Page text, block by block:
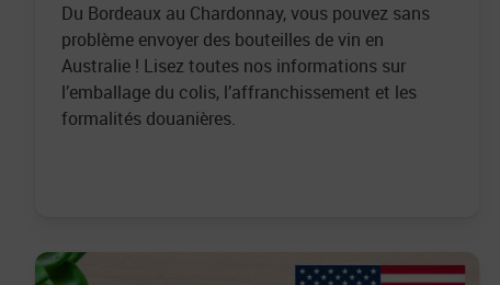
Du Bordeaux au Chardonnay, vous pouvez sans
problème envoyer des bouteilles de vin en
Australie ! Lisez toutes nos informations sur
l’emballage du colis, l’affranchissement et les
formalités douanières.